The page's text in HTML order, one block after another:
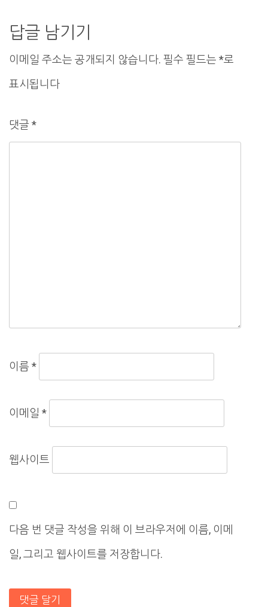
게
이
션
답글 남기기
이메일 주소는 공개되지 않습니다. 필수 필드는 *로
표시됩니다
댓글 *
이름 *
이메일 *
웹사이트
다음 번 댓글 작성을 위해 이 브라우저에 이름, 이메
일, 그리고 웹사이트를 저장합니다.